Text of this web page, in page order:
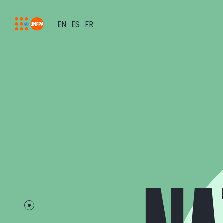
EN ES FR